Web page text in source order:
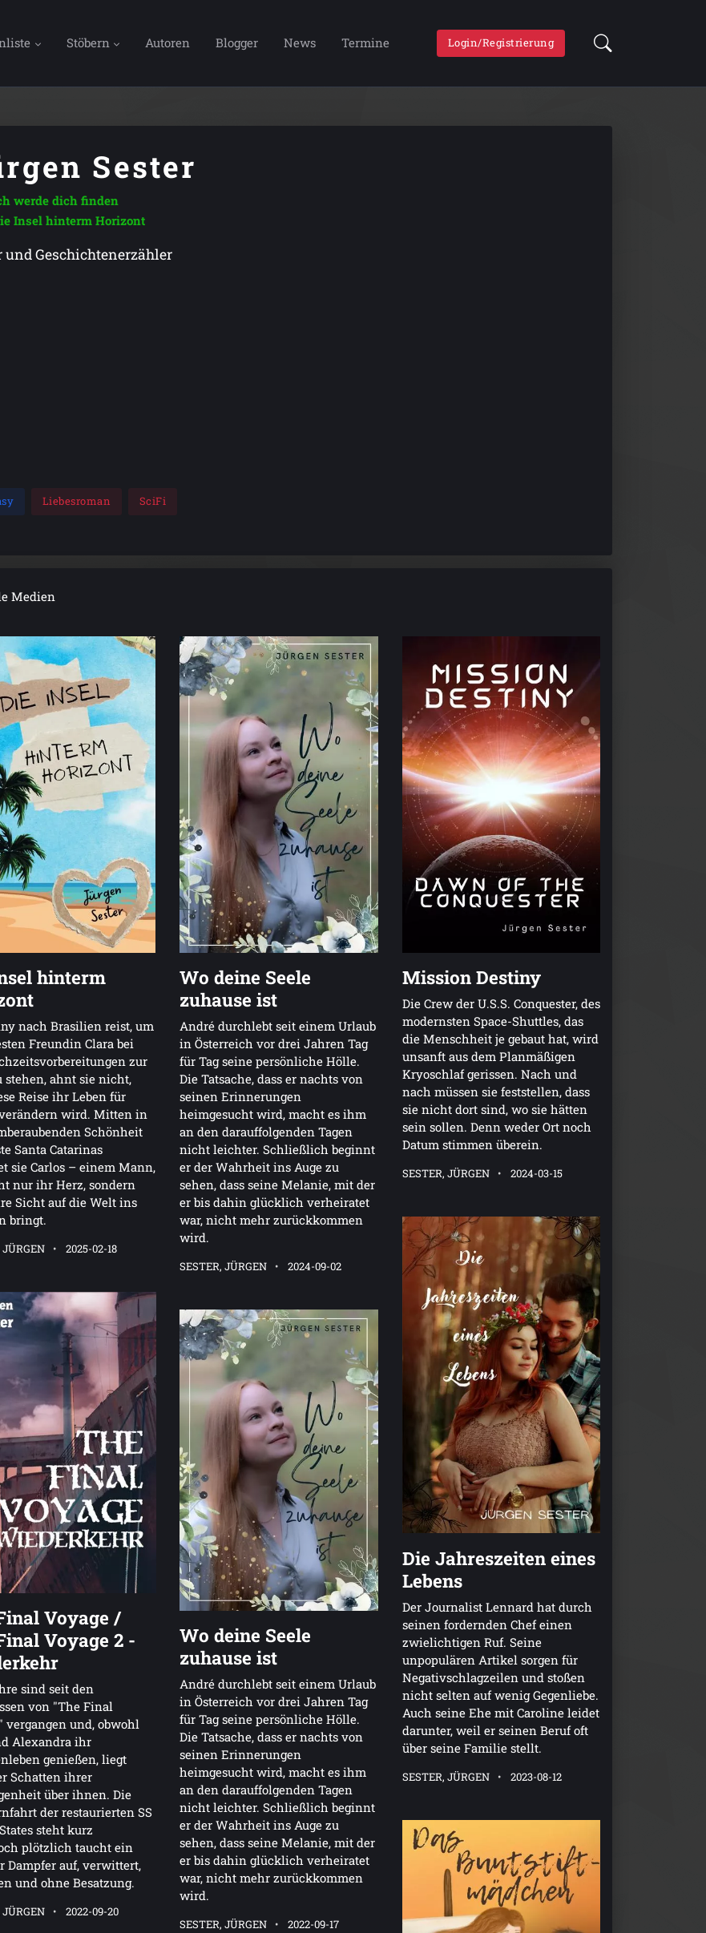
Stöbern Autoren Blogger News Termine Login/Registrierung
Sester
werde dich finden
Insel hinterm Horizont
und Geschichtenerzähler
Liebesroman SciFi
Medien
hinterm
nach Brasilien reist, um
Freundin Clara bei
zur
stehen, ahnt sie nicht,
Reise ihr Leben für
wird. Mitten in
Schönheit
Santa Catarinas
sie Carlos – einem Mann,
nur ihr Herz, sondern
Sicht auf die Welt ins
bringt.
JÜRGEN 2025-02-18
Wo deine Seele
zuhause ist
André durchlebt seit einem Urlaub
in Österreich vor drei Jahren Tag
für Tag seine persönliche Hölle.
Die Tatsache, dass er nachts von
seinen Erinnerungen
heimgesucht wird, macht es ihm
an den darauffolgenden Tagen
nicht leichter. Schließlich beginnt
er der Wahrheit ins Auge zu
sehen, dass seine Melanie, mit der
er bis dahin glücklich verheiratet
war, nicht mehr zurückkommen
wird.
SESTER, JÜRGEN 2024-09-02
Mission Destiny
Die Crew der U.S.S. Conquester, des
modernsten Space-Shuttles, das
die Menschheit je gebaut hat, wird
unsanft aus dem Planmäßigen
Kryoschlaf gerissen. Nach und
nach müssen sie feststellen, dass
sie nicht dort sind, wo sie hätten
sein sollen. Denn weder Ort noch
Datum stimmen überein.
SESTER, JÜRGEN 2024-03-15
Die Jahreszeiten eines
Lebens
Der Journalist Lennard hat durch
seinen fordernden Chef einen
zwielichtigen Ruf. Seine
unpopulären Artikel sorgen für
Negativschlagzeilen und stoßen
nicht selten auf wenig Gegenliebe.
Auch seine Ehe mit Caroline leidet
darunter, weil er seinen Beruf oft
über seine Familie stellt.
SESTER, JÜRGEN 2023-08-12
Voyage /
Voyage 2 -
sind seit den
von "The Final
vergangen und, obwohl
Alexandra ihr
genießen, liegt
Schatten ihrer
über ihnen. Die
der restaurierten SS
steht kurz
plötzlich taucht ein
Dampfer auf, verwittert,
und ohne Besatzung.
JÜRGEN 2022-09-20
Wo deine Seele
zuhause ist
André durchlebt seit einem Urlaub
in Österreich vor drei Jahren Tag
für Tag seine persönliche Hölle.
Die Tatsache, dass er nachts von
seinen Erinnerungen
heimgesucht wird, macht es ihm
an den darauffolgenden Tagen
nicht leichter. Schließlich beginnt
er der Wahrheit ins Auge zu
sehen, dass seine Melanie, mit der
er bis dahin glücklich verheiratet
war, nicht mehr zurückkommen
wird.
SESTER, JÜRGEN 2022-09-17